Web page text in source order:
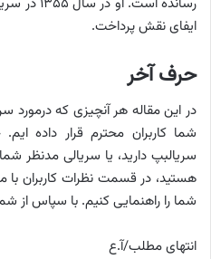
ایفای نقش پرداخت.
حرف آخر
در این مقاله هر آنچیزی که درمورد
شما کاربران محترم قرار داده
سریالبپ دارید، یا سریالی مدنظر
هستید، در قسمت نظرات کاربران با ما
شما را راهنمایی کنیم. با سپاس از
انتهای مطلب/آ.ع